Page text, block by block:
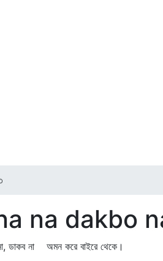
na dakbo
না অমন করে বাইরে থেকে।